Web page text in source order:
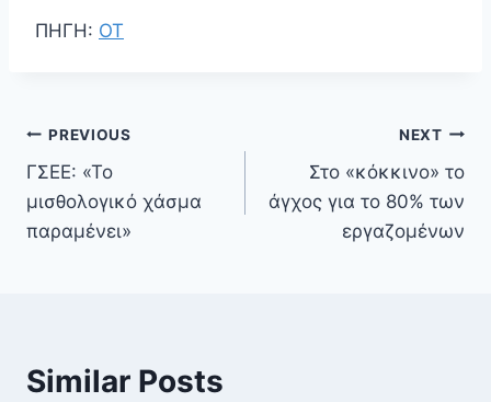
ΠΗΓΗ: ΟΤ
PREVIOUS
ΓΣΕΕ: «Το
μισθολογικό χάσμα
παραμένει»
NEXT
Στο «κόκκινο» το
άγχος για το 80% των
εργαζομένων
Similar Posts